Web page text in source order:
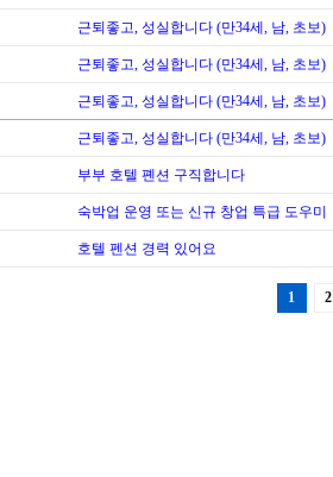
근퇴좋고, 성실합니다 (만34세, 남, 초보)
근퇴좋고, 성실합니다 (만34세, 남, 초보)
근퇴좋고, 성실합니다 (만34세, 남, 초보)
근퇴좋고, 성실합니다 (만34세, 남, 초보)
부부 호텔 폔션 구직합니다
숙박업 운영 또는 신규 창업 특급 도우미
호텔 펜션 경력 있어요
1 2